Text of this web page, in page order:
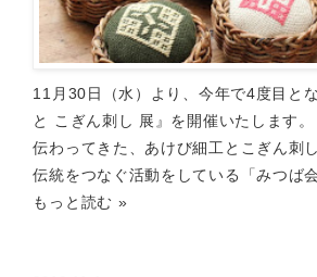
11月30日（水）より、今年で4度目と
と こぎん刺し 展』を開催いたします
伝わってきた、あけび細工とこぎん刺
伝統をつなぐ活動をしている「みつば
もっと読む »